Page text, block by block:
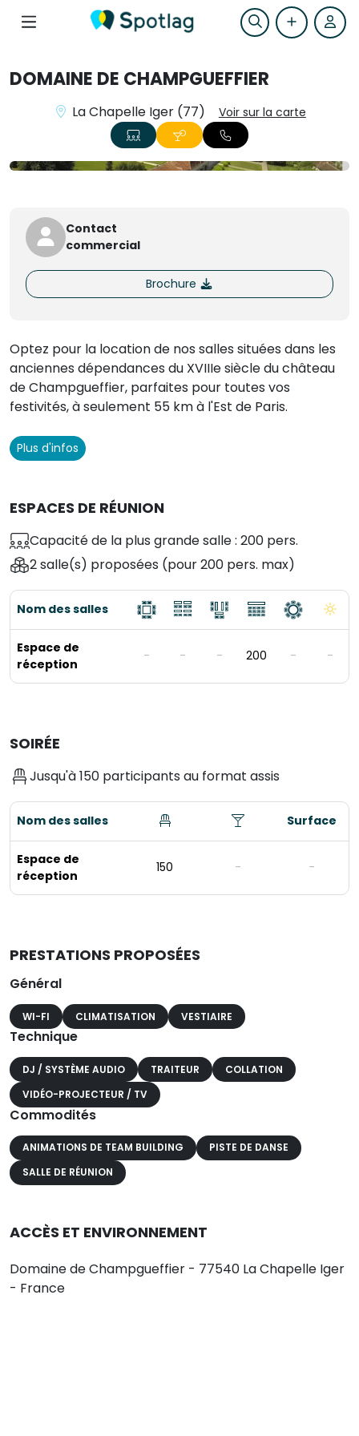
DOMAINE DE CHAMPGUEFFIER
La Chapelle Iger (77) Voir sur la carte
Contact
commercial
Brochure
Optez pour la location de nos salles situées dans les
anciennes dépendances du XVIIIe siècle du château
de Champgueffier, parfaites pour toutes vos
festivités, à seulement 55 km à l'Est de Paris.
Plus d'infos
ESPACES DE RÉUNION
Capacité de la plus grande salle : 200 pers.
2 salle(s) proposées (pour 200 pers. max)
Nom des salles
Espace de
réception
- - - 200 - -
SOIRÉE
Jusqu'à 150 participants au format assis
Nom des salles Surface
Espace de
réception
150 - -
PRESTATIONS PROPOSÉES
Général
WI-FI CLIMATISATION VESTIAIRE
Technique
DJ / SYSTÈME AUDIO TRAITEUR
COLLATION
VIDÉO-PROJECTEUR / TV
Commodités
ANIMATIONS DE TEAM BUILDING
PISTE DE DANSE
SALLE DE RÉUNION
ACCÈS ET ENVIRONNEMENT
Domaine de Champgueffier - 77540 La Chapelle Iger
- France